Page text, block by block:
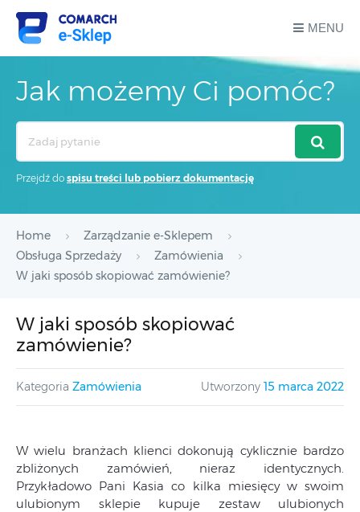
MENU
Jak możemy Ci pomóc?
Przejdź do spisu treści lub pobierz dokumentację
Home
Zarządzanie e-Sklepem
Obsługa Sprzedaży
Zamówienia
W jaki sposób skopiować zamówienie?
W jaki sposób skopiować
zamówienie?
Kategoria Zamówienia Utworzony 15 marca 2022
W wielu branżach klienci dokonują cyklicznie bardzo
zbliżonych zamówień, nieraz identycznych.
Przykładowo Pani Kasia co kilka miesięcy w swoim
ulubionym sklepie kupuje zestaw ulubionych